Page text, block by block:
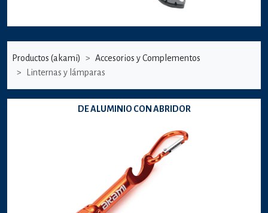
Productos (akami)
Accesorios y Complementos
Linternas y lámparas
DE ALUMINIO CON ABRIDOR